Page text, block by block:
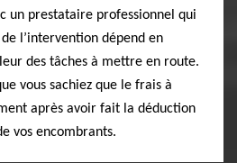
un prestataire professionnel qui
l’intervention dépend en
des tâches à mettre en route.
vous sachiez que le frais à
après avoir fait la déduction
vos encombrants.